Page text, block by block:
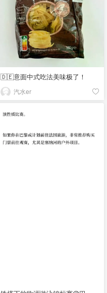
🇩🇪意面中式吃法美味极了！
汽水er